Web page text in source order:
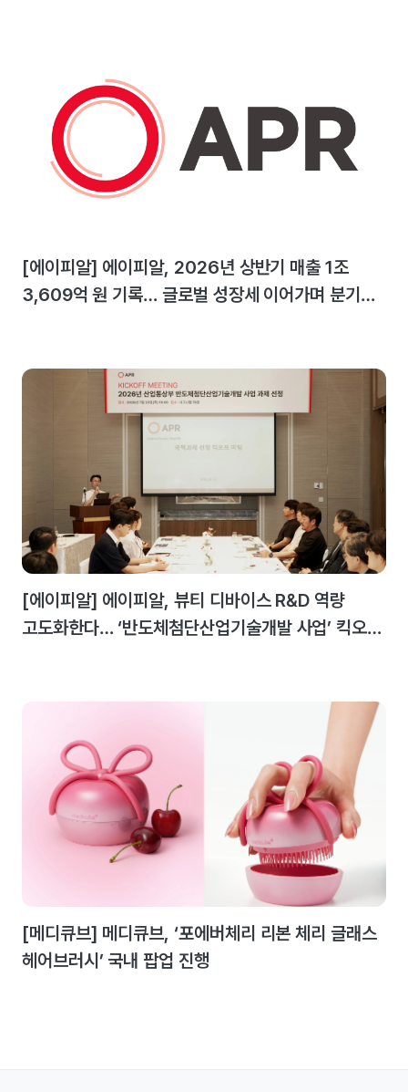
[에이피알] 에이피알, 2026년 상반기 매출 1조
3,609억 원 기록… 글로벌 성장세 이어가며 분기
[에이피알] 에이피알, 뷰티 디바이스 R&D 역량
고도화한다… ‘반도체첨단산업기술개발 사업’ 킥오프
[메디큐브] 메디큐브, ‘포에버체리 리본 체리 글래스
헤어브러시’ 국내 팝업 진행